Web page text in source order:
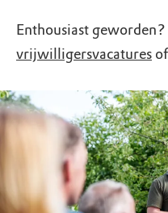
Enthousiast
vrijwilligersvacatures